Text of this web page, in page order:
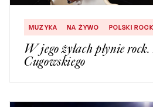
MUZYKA NA ŻYWO POLSKI ROCK
W jego żyłach płynie
Cugowskiego